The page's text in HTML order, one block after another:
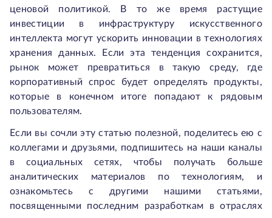
ценовой политикой. В то же время растущие
инвестиции в инфраструктуру искусственного
интеллекта могут ускорить инновации в технологиях
хранения данных. Если эта тенденция сохранится,
рынок может превратиться в такую среду, где
корпоративный спрос будет определять продукты,
которые в конечном итоге попадают к рядовым
пользователям.
Если вы сочли эту статью полезной, поделитесь ею с
коллегами и друзьями, подпишитесь на наши каналы
в социальных сетях, чтобы получать больше
аналитических материалов по технологиям, и
ознакомьтесь с другими нашими статьями,
посвященными последним разработкам в отраслях